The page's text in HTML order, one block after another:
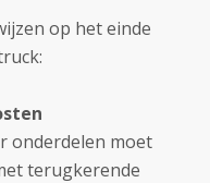
op het einde
onderdelen moet
terugkerende